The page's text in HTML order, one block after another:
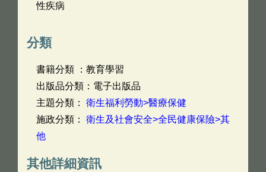
性疾病
分類
書籍分類 ：教育學習
出版品分類：電子出版品
主題分類： 衛生福利勞動>醫療保健
施政分類： 衛生及社會安全>全民健康保險>其
他
其他詳細資訊